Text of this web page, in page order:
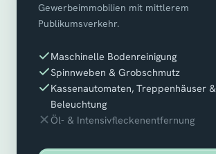
Gewerbeimmobilien mit mittlerem
Publikumsverkehr.
Maschinelle Bodenreinigung
Spinnweben & Grobschmutz
Kassenautomaten, Treppenhäuser &
Beleuchtung
Öl- & Intensivfleckenentfernung